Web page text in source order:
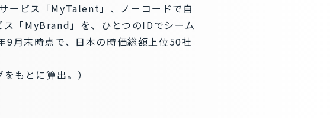
ービス「MyTalent」、ノーコードで自
「MyBrand」を、ひとつのIDでシーム
9月末時点で、日本の時価総額上位50社
もとに算出。）